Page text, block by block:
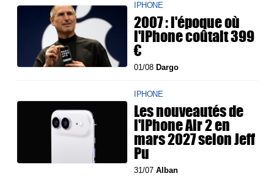
IPHONE
2007 : l'époque où
l'iPhone coûtait 399
€
01/08 Dargo
IPHONE
Les nouveautés de
l'iPhone Air 2 en
mars 2027 selon Jeff
Pu
31/07Alban